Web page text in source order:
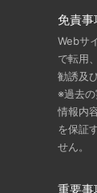
免責事
Webサ
で転用
勧誘及
※過去
情報内
を保証
せん。
重要事